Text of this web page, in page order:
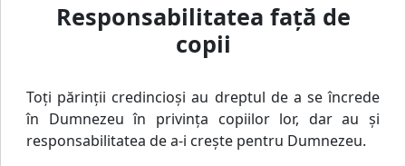
Responsabilitatea faţă de
copii
Toţi părinţii credincioşi au dreptul de a se încrede
în Dumnezeu în privinţa copiilor lor, dar au şi
responsabilitatea de a-i creşte pentru Dumnezeu.